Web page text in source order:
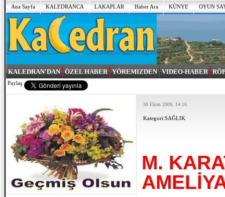
Ana Sayfa KALEDRANCA LAKAPLAR Haber Ara KÜNYE OYUN
KALEDRAN'DAN ÖZEL HABER YÖREMIZDEN VIDEO-HABER
Paylaş
30 Ekim 2009, 14:16
Kategori:SAĞLIK
M.